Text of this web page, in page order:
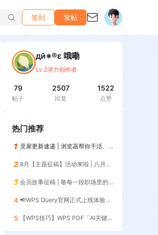
签到 发帖
дй※®ε 哦嘞
Lv.2潜力创作者
79
帖子
2507
回复
1522
点赞
热门推荐
灵犀更新速递 | 浏览器帮你干活、记住你的习惯，越用越懂你😎
8月【主题征稿】活动来啦 | 八月AI人，探索AI的无限可能！
会员故事征稿 | 敬每一段职场里的「最佳搭档」
4 📢WPS Query官网正式上线体验📢 | 暨第12期零基础入门（添加列）
5 【WPS技巧】WPS PDF「AI关键信息」一键提取核心数据